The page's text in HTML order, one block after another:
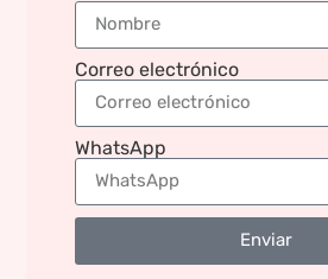
Correo electrónico
WhatsApp
Enviar